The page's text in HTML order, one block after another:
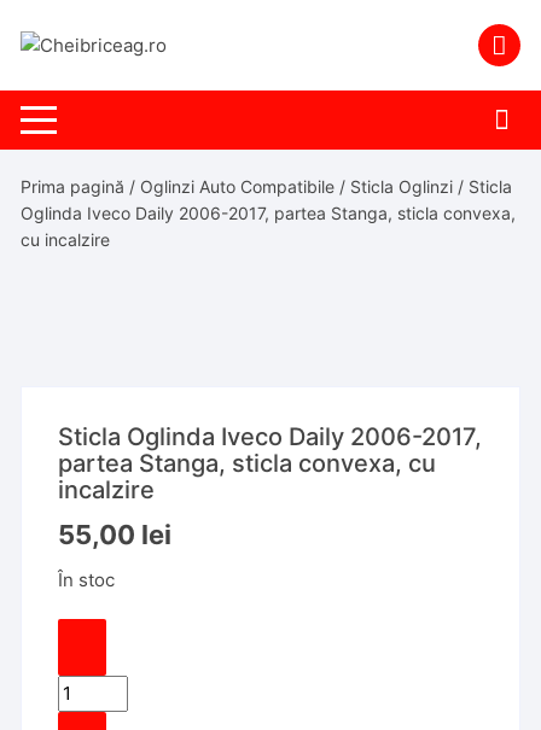
Prima pagină / Oglinzi Auto Compatibile / Sticla Oglinzi / Sticla
Oglinda Iveco Daily 2006-2017, partea Stanga, sticla convexa,
cu incalzire
Sticla Oglinda Iveco Daily 2006-2017,
partea Stanga, sticla convexa, cu
incalzire
55,00 lei
În stoc
Cantitate
Sticla